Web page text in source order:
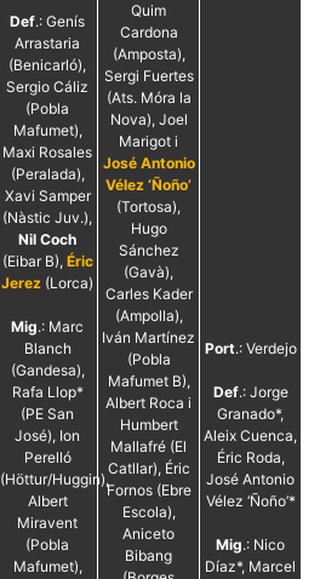
Def.: Genís
Arrastaria
(Benicarló),
Sergio Cáliz
(Pobla
Mafumet),
Maxi Rosales
(Peralada),
Xavi Samper
(Nàstic Juv.),
Nil Coch
(Eibar B), Éric
Jerez (Lorca)
Mig.: Marc
Blanch
(Gandesa),
Rafa Llop*
(PE San
José), Ion
Perelló
(Höttur/Huggin),
Albert
Miravent
(Pobla
Mafumet),
Quim
Cardona
(Amposta),
Sergi Fuertes
(Ats. Móra la
Nova), Joel
Marigot i
José Antonio
Vélez ‘Ñoño’
(Tortosa),
Hugo
Sánchez
(Gavà),
Carles Kader
(Ampolla),
Iván Martínez
(Pobla
Mafumet B),
Albert Roca i
Humbert
Mallafré (El
Catllar), Éric
Fornos (Ebre
Escola),
Aniceto
Bibang
Port.: Verdejo
Def.: Jorge
Granado*,
Aleix Cuenca,
Éric Roda,
José Antonio
Vélez ‘Ñoño’*
Mig.: Nico
Díaz*, Marcel
opcionals,
necessàries
per al
funcionament
tècnic de la
web.
Estadístiques
Recopilem
dades
estadístiques
de manera
anònima d'ús
del lloc web
per a millorar
la funcionalitat
i la seva
estructura.
Experiència
d'usuari
components
tècnics del
nostre lloc web
emmagatzemen